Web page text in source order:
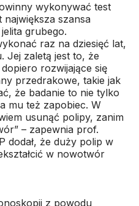
wykonywać test
największa szansa
grubego.
raz na dziesięć lat,
Jej zaletą jest to, że
rozwijające się
przedrakowe, takie jak
że badanie to nie tylko
mu też zapobiec. W
usunąć polipy, zanim
– zapewnia prof.
dodał, że duży polip w
w nowotwór
z powodu